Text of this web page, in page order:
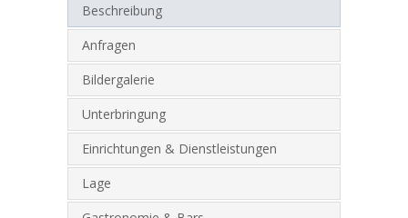
Beschreibung
Anfragen
Bildergalerie
Unterbringung
Einrichtungen & Dienstleistungen
Lage